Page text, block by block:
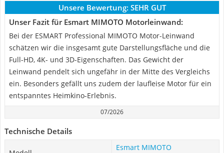
Unsere Bewertung: SEHR GUT
Unser Fazit für Esmart MIMOTO Motorleinwand:
Bei der ESMART Professional MIMOTO Motor-Leinwand
schätzen wir die insgesamt gute Darstellungsfläche und die
Full-HD, 4K- und 3D-Eigenschaften. Das Gewicht der
Leinwand pendelt sich ungefähr in der Mitte des Vergleichs
ein. Besonders gefällt uns zudem der laufleise Motor für ein
entspanntes Heimkino-Erlebnis.
07/2026
Technische Details
Esmart MIMOTO